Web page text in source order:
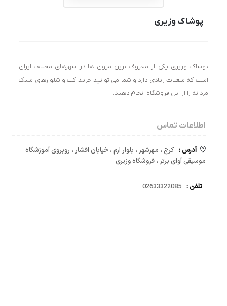
پوشاک وزیری
پوشاک وزیری یکی از معروف ترین مزون ها در شهرهای مختلف ایران
است که شعبات زیادی دارد و شما می توانید خرید کت و شلوارهای شیک
مردانه را از این فروشگاه انجام دهید.
اطلاعات تماس
آدرس : کرج ، مهرشهر ، بلوار ارم ، خیابان افشار ، روبروی آموزشگاه
موسیقی آوای برتر ، فروشگاه وزیری
تلفن : 02633322085